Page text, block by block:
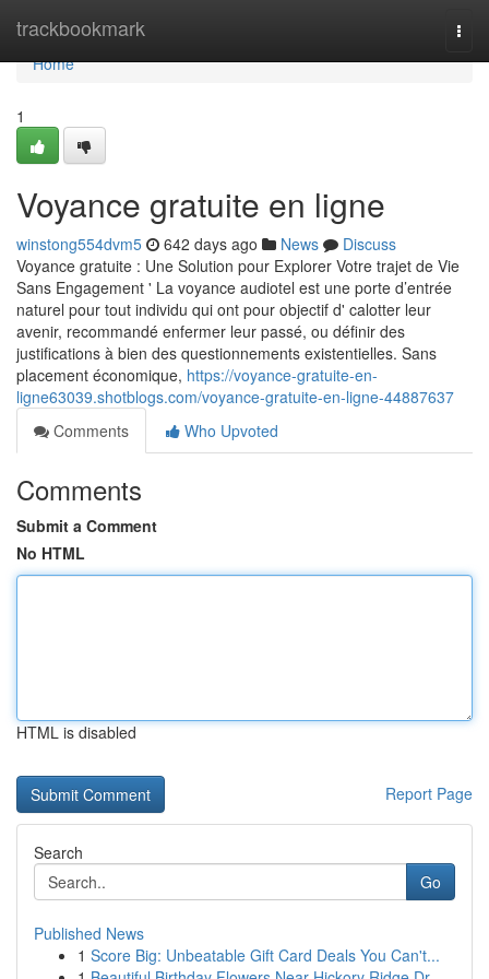
trackbookmark
Home
Home
1
Voyance gratuite en ligne
winstong554dvm5 642 days ago News
Discuss
Voyance gratuite : Une Solution pour Explorer Votre trajet de Vie
Sans Engagement ' La voyance audiotel est une porte d’entrée
naturel pour tout individu qui ont pour objectif d' calotter leur
avenir, recommandé enfermer leur passé, ou définir des
justifications à bien des questionnements existentielles. Sans
placement économique, https://voyance-gratuite-en-
ligne63039.shotblogs.com/voyance-gratuite-en-ligne-44887637
Comments
Who Upvoted
Comments
Submit a Comment
No HTML
HTML is disabled
Report Page
Search
Go
Published News
1 Score Big: Unbeatable Gift Card Deals You Can't...